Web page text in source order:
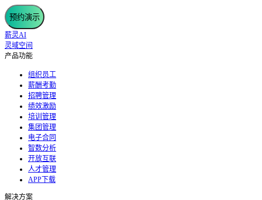
预约演示
薪灵AI
灵域空间
产品功能
组织员工
薪酬考勤
招聘管理
绩效激励
培训管理
集团管理
电子合同
智数分析
开放互联
人才管理
APP下载
解决方案